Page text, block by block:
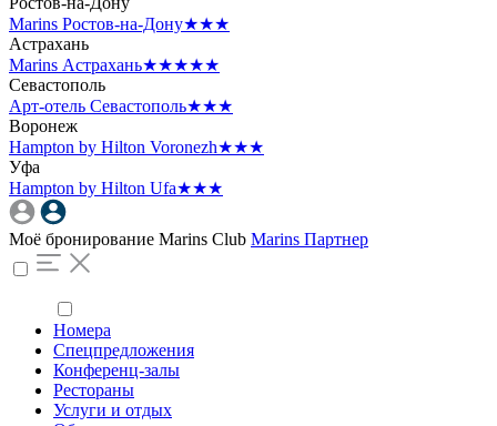
Marins Ростов-на-Дону★★★
Астрахань
Marins Астрахань★★★★★
Севастополь
Арт-отель Севастополь★★★
Воронеж
Hampton by Hilton Voronezh★★★
Уфа
Hampton by Hilton Ufa★★★
Моё бронирование Marins Club Marins Партнер
Номера
Спецпредложения
Конференц-залы
Рестораны
Услуги и отдых